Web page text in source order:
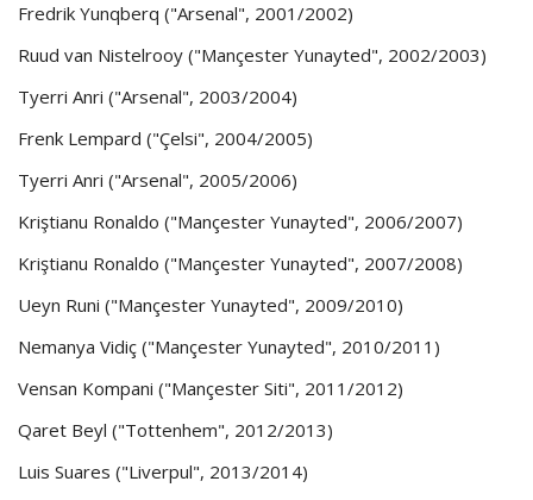
Fredrik Yunqberq ("Arsenal", 2001/2002)
Ruud van Nistelrooy ("Mançester Yunayted", 2002/2003)
Tyerri Anri ("Arsenal", 2003/2004)
Frenk Lempard ("Çelsi", 2004/2005)
Tyerri Anri ("Arsenal", 2005/2006)
Kriştianu Ronaldo ("Mançester Yunayted", 2006/2007)
Kriştianu Ronaldo ("Mançester Yunayted", 2007/2008)
Ueyn Runi ("Mançester Yunayted", 2009/2010)
Nemanya Vidiç ("Mançester Yunayted", 2010/2011)
Vensan Kompani ("Mançester Siti", 2011/2012)
Qaret Beyl ("Tottenhem", 2012/2013)
Luis Suares ("Liverpul", 2013/2014)